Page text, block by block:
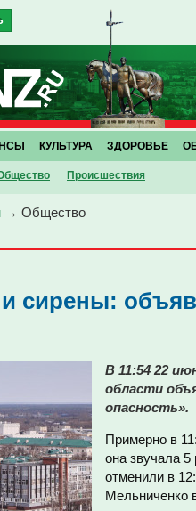
Проиcшествия
КУЛЬТУРА ЗДОРОВЬЕ
→ Общество
сирены:
В 11:54 22
области
опасность».
Примерно в
она звучала
отменили в
Мельниченко